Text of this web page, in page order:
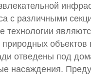
с различными
природных
отведены под
насаждения.